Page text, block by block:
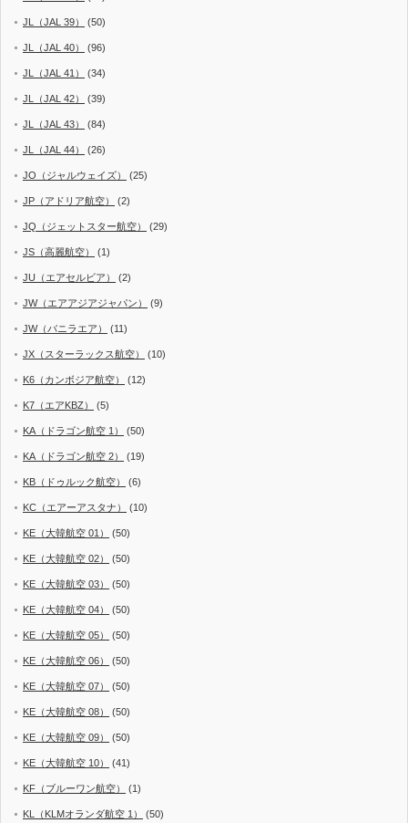
JL（JAL 39） (50)
JL（JAL 40） (96)
JL（JAL 41） (34)
JL（JAL 42） (39)
JL（JAL 43） (84)
JL（JAL 44） (26)
JO（ジャルウェイズ） (25)
JP（アドリア航空） (2)
JQ（ジェットスター航空） (29)
JS（高麗航空） (1)
JU（エアセルビア） (2)
JW（エアアジアジャパン） (9)
JW（バニラエア） (11)
JX（スターラックス航空） (10)
K6（カンボジア航空） (12)
K7（エアKBZ） (5)
KA（ドラゴン航空 1） (50)
KA（ドラゴン航空 2） (19)
KB（ドゥルック航空） (6)
KC（エアーアスタナ） (10)
KE（大韓航空 01） (50)
KE（大韓航空 02） (50)
KE（大韓航空 03） (50)
KE（大韓航空 04） (50)
KE（大韓航空 05） (50)
KE（大韓航空 06） (50)
KE（大韓航空 07） (50)
KE（大韓航空 08） (50)
KE（大韓航空 09） (50)
KE（大韓航空 10） (41)
KF（ブルーワン航空） (1)
KL（KLMオランダ航空 1） (50)